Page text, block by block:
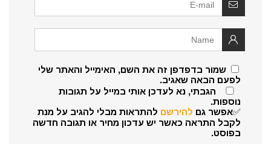
שמור בדפדפן זה את השם, האימייל והאתר שלי
לפעם הבאה שאגיב.
הגבתי, נא לעדכן אותי במייל על תגובות
נוספות.
✅אפשר גם להירשם להתראות מבלי להגיב על מנת
לקבל התראה כאשר יש עדכון מחיר או תגובה חדשה
בפוסט.